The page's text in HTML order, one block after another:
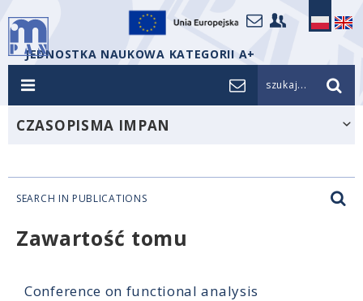
JEDNOSTKA NAUKOWA KATEGORII A+
szukaj...
CZASOPISMA IMPAN
SEARCH IN PUBLICATIONS
Zawartość tomu
Conference on functional analysis